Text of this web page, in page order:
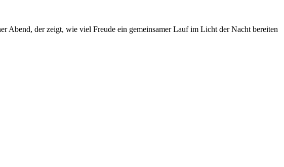
Abend, der zeigt, wie viel Freude ein gemeinsamer Lauf im Licht der Nacht bereiten